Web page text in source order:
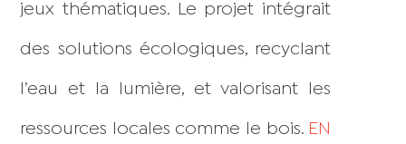
jeux thématiques. Le projet intégrait
des solutions écologiques, recyclant
l’eau et la lumière, et valorisant les
ressources locales comme le bois. EN